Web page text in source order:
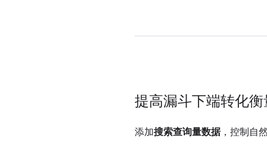
提高漏斗下端转化
添加搜索查询量数据，控制自